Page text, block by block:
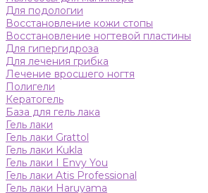
Для подологии
Восстановление кожи стопы
Восстановление ногтевой пластины
Для гипергидроза
Для лечения грибка
Лечение вросшего ногтя
Полигели
Кератогель
База для гель лака
Гель лаки
Гель лаки Grattol
Гель лаки Kukla
Гель лаки I Envy You
Гель лаки Atis Professional
Гель лаки Haruyama